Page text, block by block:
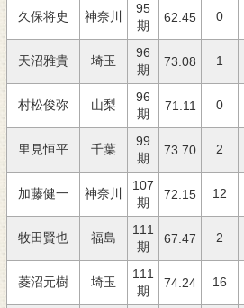
久保将史 神奈川
95
期
62.45 0
天沼雅貴 埼玉
96
期
73.08 1
村松俊弥 山梨
96
期
71.11 0
里見恒平 千葉
99
期
73.70 2
加藤健一 神奈川
107
期
72.15 12
牧田賢也 福島
111
期
67.47 2
菱沼元樹 埼玉
111
期
74.24 16